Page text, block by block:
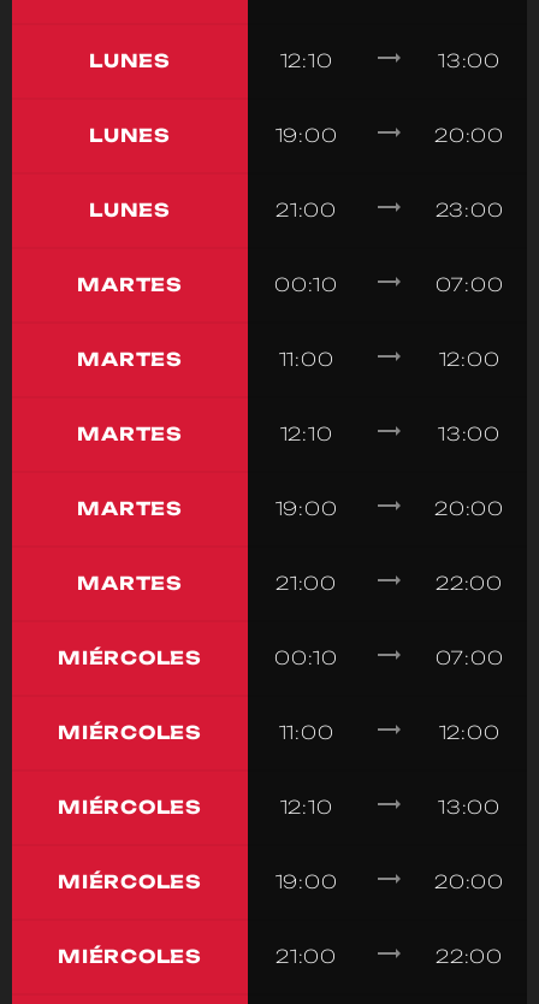
LUNES 12:10 trending_flat 13:00
LUNES 19:00 trending_flat 20:00
LUNES 21:00 trending_flat 23:00
MARTES 00:10 trending_flat 07:00
MARTES 11:00 trending_flat 12:00
MARTES 12:10 trending_flat 13:00
MARTES 19:00 trending_flat 20:00
MARTES 21:00 trending_flat 22:00
MIÉRCOLES 00:10 trending_flat 07:00
MIÉRCOLES 11:00 trending_flat 12:00
MIÉRCOLES 12:10 trending_flat 13:00
MIÉRCOLES 19:00 trending_flat 20:00
MIÉRCOLES 21:00 trending_flat 22:00